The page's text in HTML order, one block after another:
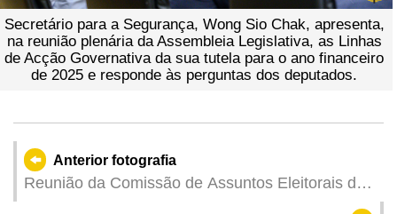
Secretário para a Segurança, Wong Sio Chak, apresenta,
na reunião plenária da Assembleia Legislativa, as Linhas
de Acção Governativa da sua tutela para o ano financeiro
de 2025 e responde às perguntas dos deputados.
Anterior fotografia
Reunião da Comissão de Assuntos Eleitorais da